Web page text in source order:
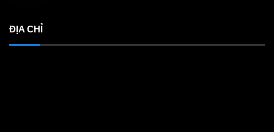
ĐỊA CHỈ